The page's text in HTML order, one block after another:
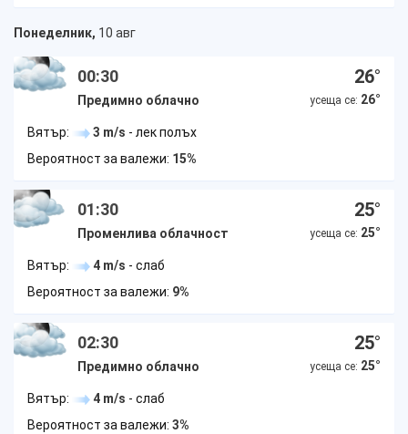
Понеделник, 10 авг
00:30
Предимно облачно
26°
усеща се: 26°
Вятър: 3 m/s - лек полъх
Вероятност за валежи: 15%
01:30
Променлива облачност
25°
усеща се: 25°
Вятър: 4 m/s - слаб
Вероятност за валежи: 9%
02:30
Предимно облачно
25°
усеща се: 25°
Вятър: 4 m/s - слаб
Вероятност за валежи: 3%